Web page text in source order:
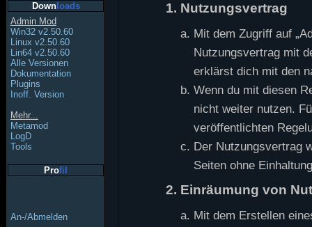
Downloads
Admin Mod
Win32 v2.50.60
Linux v2.50.60
Lin64 v2.50.60
Alle Versionen
Dokumentation
Plugins
Inoff. Version
Mehr...
Metamod
LogD
Tools
Profil
An-/Abmelden
1. Nutzungsvertrag
Mit dem Zugriff auf
Nutzungsvertrag mit
erklärst dich mit den
Wenn du mit diesen
nicht weiter nutzen.
veröffentlichten
Der Nutzungsvertrag
Seiten ohne
2. Einräumung von
Mit dem Erstellen